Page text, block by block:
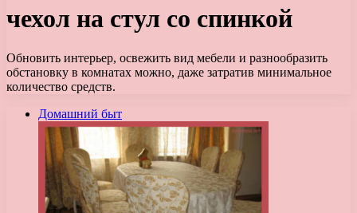
чехол на стул со спинкой
Обновить интерьер, освежить вид мебели и разнообразить
обстановку в комнатах можно, даже затратив минимальное
количество средств.
Домашний быт